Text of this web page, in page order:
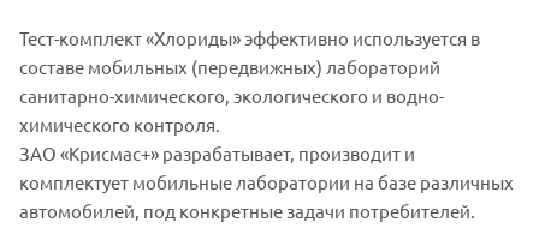
Тест-комплект «Хлориды» эффективно используется в
составе мобильных (передвижных) лабораторий
санитарно-химического, экологического и водно-
химического контроля.
ЗАО «Крисмас+» разрабатывает, производит и
комплектует мобильные лаборатории на базе различных
автомобилей, под конкретные задачи потребителей.